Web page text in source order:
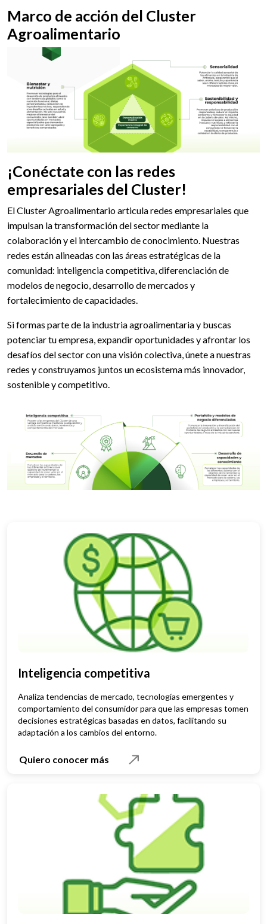
Marco de acción del Cluster
Agroalimentario
¡Conéctate con las redes
empresariales del Cluster!
El Cluster Agroalimentario articula redes empresariales que
impulsan la transformación del sector mediante la
colaboración y el intercambio de conocimiento. Nuestras
redes están alineadas con las áreas estratégicas de la
comunidad: inteligencia competitiva, diferenciación de
modelos de negocio, desarrollo de mercados y
fortalecimiento de capacidades.
Si formas parte de la industria agroalimentaria y buscas
potenciar tu empresa, expandir oportunidades y afrontar los
desafíos del sector con una visión colectiva, únete a nuestras
redes y construyamos juntos un ecosistema más innovador,
sostenible y competitivo.
Inteligencia competitiva
Analiza tendencias de mercado, tecnologías emergentes y
comportamiento del consumidor para que las empresas tomen
decisiones estratégicas basadas en datos, facilitando su
adaptación a los cambios del entorno.
Quiero conocer más